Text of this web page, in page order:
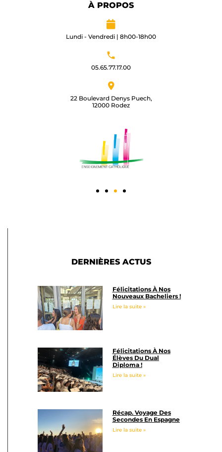
À PROPOS
Lundi - Vendredi | 8h00-18h00
05.65.77.17.00​
22 Boulevard Denys Puech,
12000 Rodez​
DERNIÈRES ACTUS
Félicitations À Nos
Nouveaux Bacheliers !
Lire la suite »
Félicitations À Nos
Élèves Du Dual
Diploma !
Lire la suite »
Récap. Voyage Des
Secondes En Espagne
Lire la suite »